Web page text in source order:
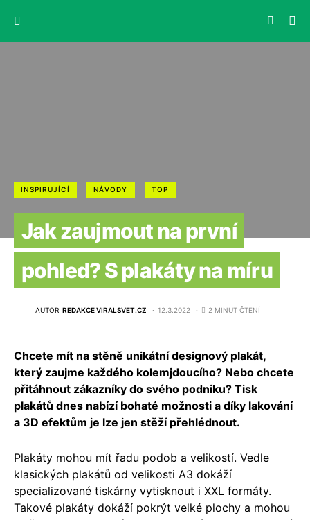
INSPIRUJÍCÍ NÁVODY TOP
Jak zaujmout na první
pohled? S plakáty na míru
AUTOR REDAKCE VIRALSVET.CZ 12.3.2022 2 MINUT ČTENÍ
Chcete mít na stěně unikátní designový plakát,
který zaujme každého kolemjdoucího? Nebo chcete
přitáhnout zákazníky do svého podniku? Tisk
plakátů dnes nabízí bohaté možnosti a díky lakování
a 3D efektům je lze jen stěží přehlédnout.
Plakáty mohou mít řadu podob a velikostí. Vedle
klasických plakátů od velikosti A3 dokáží
specializované tiskárny vytisknout i XXL formáty.
Takové plakáty dokáží pokrýt velké plochy a mohou